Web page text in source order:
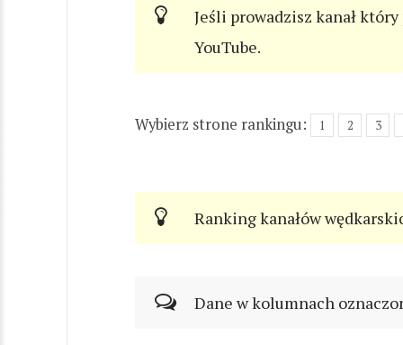
Jeśli prowadzisz kanał
YouTube.
Wybierz strone rankingu: 1 2 3
Ranking kanałów
Dane w kolumnach